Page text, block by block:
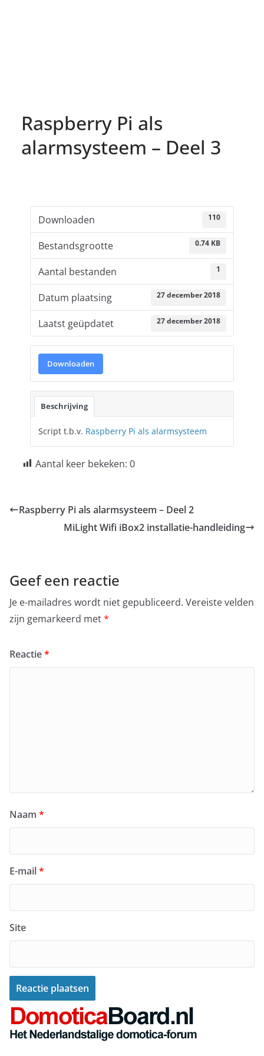
Raspberry Pi als
alarmsysteem – Deel 3
Downloaden 110
Bestandsgrootte 0.74 KB
Aantal bestanden 1
Datum plaatsing 27 december 2018
Laatst geüpdatet 27 december 2018
Downloaden
Beschrijving
Script t.b.v. Raspberry Pi als alarmsysteem
Aantal keer bekeken: 0
Raspberry Pi als alarmsysteem – Deel 2
MiLight Wifi iBox2 installatie-handleiding
Geef een reactie
Je e-mailadres wordt niet gepubliceerd. Vereiste velden
zijn gemarkeerd met*
Reactie*
Naam *
E-mail*
Site